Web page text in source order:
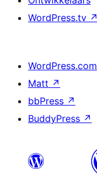
WordPress.tv ↗
WordPress.com
Matt ↗
bbPress ↗
BuddyPress ↗